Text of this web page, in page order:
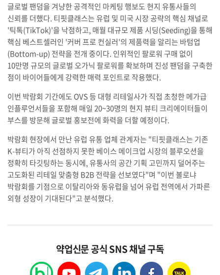
글로벌 팬덤을 겨냥한 공격적인 마케팅 행보도 현지 유통사들의
신뢰를 더했다. 티핏클래스는 유럽 및 미국 시장 공략의 핵심 채널로
'틱톡(TikTok)'을 낙점하고, 매월 대규모 제품 시딩(Seeding)을 통해
핵심 베스트셀러인 '커버 프로 컨실러'의 제품력을 알리는 바텀업
(Bottom-up) 전략을 전개 중이다. 인위적인 팔로워 구매 없이
10만명 규모의 글로벌 오가닉 팔로워를 확보하며 진성 팬덤을 구축한
점이 바이어들에게 강력한 매력 포인트로 작용했다.
이번 박람회 기간에도 OVS 등 대형 리테일사가 직접 초청한 메가급
인플루언서들을 포함해 매일 20~30명의 현지 뷰티 크리에이터들이
부스를 방문해 글로벌 홍보전에 화력을 더할 예정이다.
박람회 현장에서 만난 유럽 유통 업체 관계자는 "티핏클래스는 기존
K-뷰티가 아직 선점하지 못한 베이스 메이크업 시장의 블루오션을
정확히 타깃팅하는 동시에, 유통사의 공간 기획 고민까지 덜어주는
고도화된 리테일 맞춤형 B2B 전략을 선보였다"며 "이번 볼로냐
박람회를 기점으로 이탈리아와 동유럽을 넘어 유럽 전역에서 가파른
외형 성장이 기대된다"고 분석했다.
약업신문 공식 SNS 채널 구독